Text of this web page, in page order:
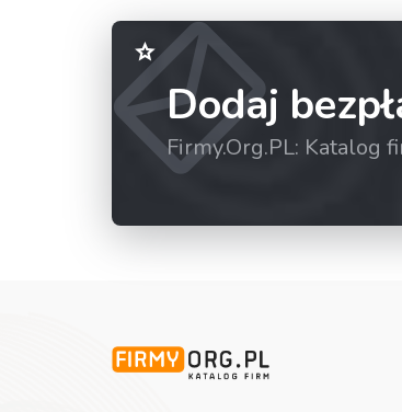
Dodaj
Firmy.Org.PL: Katalog